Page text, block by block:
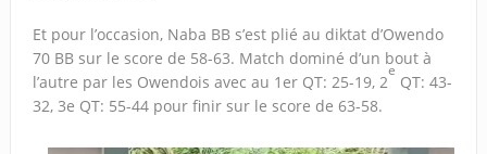
Et pour l’occasion, Naba BB s’est plié au diktat d’Owendo
70 BB sur le score de 58-63. Match dominé d’un bout à
l’autre par les Owendois avec au 1er QT: 25-19, 2
e
QT: 43-
32, 3e QT: 55-44 pour finir sur le score de 63-58.